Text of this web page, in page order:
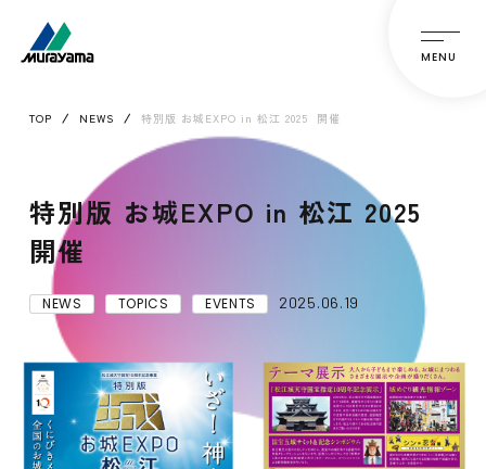
MENU
TOP NEWS 特別版 お城EXPO in 松江 2025 開催
特別版 お城EXPO in 松江 2025
開催
NEWS TOPICS EVENTS 2025.06.19